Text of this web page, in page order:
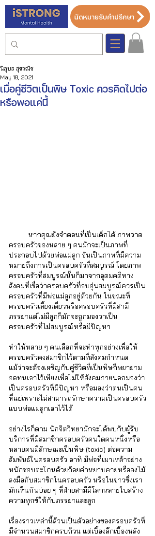
นัดหมายรับคำปรึกษา
เมื่อคู่ชีวิตเป็นพิษ Toxic ควรคิดไปต่อ
หรือพอแค่นี้
นิลุบล สุขวณิช
May 18, 2021
หากคุณยังจำตอนที่เป็นเด็กได้ ภาพวาด
ครอบครัวของหลาย ๆ คนมักจะเป็นภาพที่
ประกอบไปด้วยพ่อแม่ลูก อันเป็นภาพที่มีความ
หมายถึงการเป็นครอบครัวที่สมบูรณ์ โดยภาพ
ครอบครัวที่สมบูรณ์นั้นก็มาจากอุดมคติทาง
สังคมที่เชื่อว่าครอบครัวที่อบอุ่นสมบูรณ์ควรเป็น
ครอบครัวที่มีพ่อแม่ลูกอยู่ด้วยกัน ในขณะที่
ครอบครัวเลี้ยงเดี่ยวหรือครอบครัวที่มีสามี
ภรรยาแต่ไม่มีลูกก็มักจะถูกมองว่าเป็น
ครอบครัวที่ไม่สมบูรณ์หรือมีปัญหา
ทำให้หลาย ๆ คนเลือกที่จะทำทุกอย่างเพื่อให้
ครอบครัวคงสมาชิกไว้ตามที่สังคมกำหนด
แม้ว่าจะต้องเผชิญกับคู่ชีวิตที่เป็นพิษก็พยายาม
อดทนเอาไว้เพียงเพื่อไม่ให้สังคมภายนอกมองว่า
เป็นครอบครัวที่มีปัญหา หรือมองว่าตนเป็นคน
ที่แย่เพราะไม่สามารถรักษาความเป็นครอบครัว
แบบพ่อแม่ลูกเอาไว้ได้
อย่างไรก็ตาม นักจิตวิทยามักจะได้พบกับผู้รับ
บริการที่มีสมาชิกครอบครัวคนใดคนหนึ่งหรือ
หลายคนมีลักษณะเป็นพิษ (toxic) ต่อความ
สัมพันธ์ในครอบครัว อาทิ มีพ่อที่เมาเหล้าอย่าง
หนักชอบตะโกนด้วยถ้อยคำหยาบคายหรือลงไม้
ลงมือกับสมาชิกในครอบครัว หรือในข่าวซึ่งเรา
มักเห็นกันบ่อย ๆ ที่ฝ่ายสามีมีโลกหลายใบสร้าง
ความทุกข์ให้กับภรรยาและลูก
เรื่องราวเหล่านี้ล้วนเป็นตัวอย่างของครอบครัวที่
มีจำนวนสมาชิกครบถ้วน แต่เบื้องลึกเบื้องหลัง